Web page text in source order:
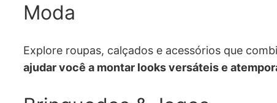
Moda
Explore roupas, calçados e acessórios que
ajudar você a montar looks versáteis e